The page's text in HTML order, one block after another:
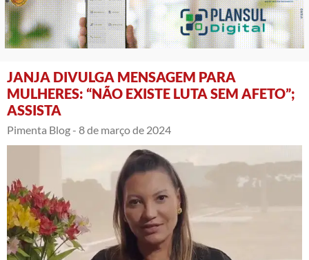
JANJA DIVULGA MENSAGEM PARA
MULHERES: “NÃO EXISTE LUTA SEM AFETO”;
ASSISTA
Pimenta Blog - 8 de março de 2024